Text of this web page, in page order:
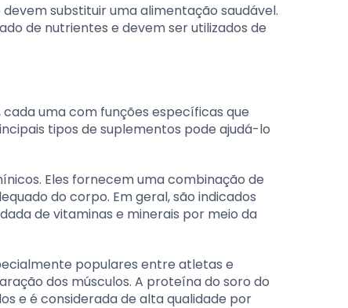
substituir uma alimentação saudável.
de nutrientes e devem ser utilizados de
uma com funções específicas que
tipos de suplementos pode ajudá-lo
Eles fornecem uma combinação de
do corpo. Em geral, são indicados
de vitaminas e minerais por meio da
populares entre atletas e
dos músculos. A proteína do soro do
e é considerada de alta qualidade por